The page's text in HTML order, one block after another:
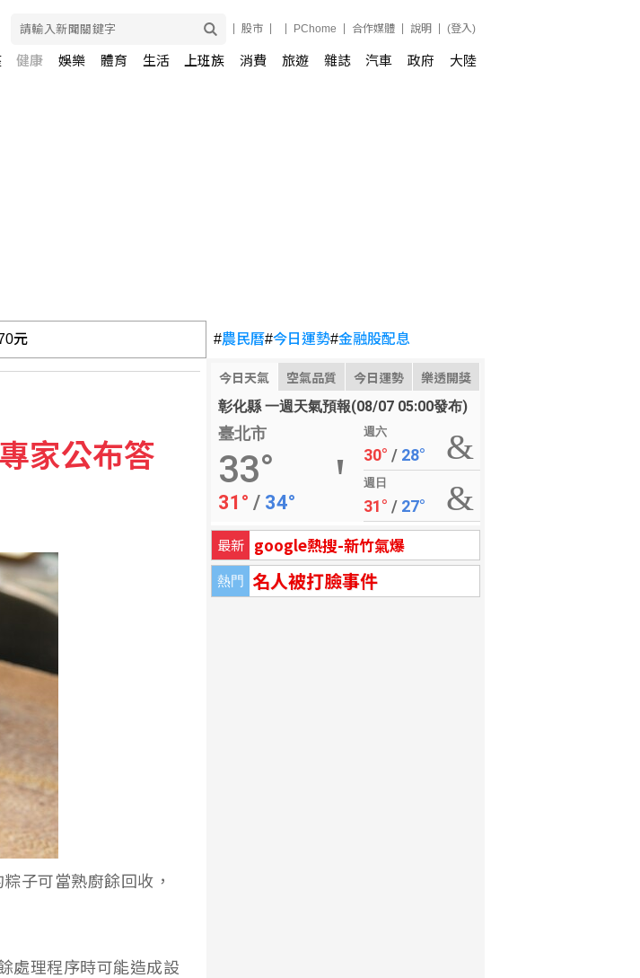
股市 PChome 合作媒體 說明 (登入)
健康 娛樂 體育 生活 上班族 消費 旅遊 雜誌 汽車 政府 大陸
助
元
#農民曆#今日運勢#金融股配息
今日天氣 空氣品質 今日運勢 樂透開獎
彰化縣 一週天氣預報(08/07 05:00發布)
臺北市
33°
31° / 34°
週六
30° / 28°
週日
31° / 27°
最新 google熱搜-新竹氣爆
熱門 名人被打臉事件
家公布答
子可當熟廚餘回收，
處理程序時可能造成設